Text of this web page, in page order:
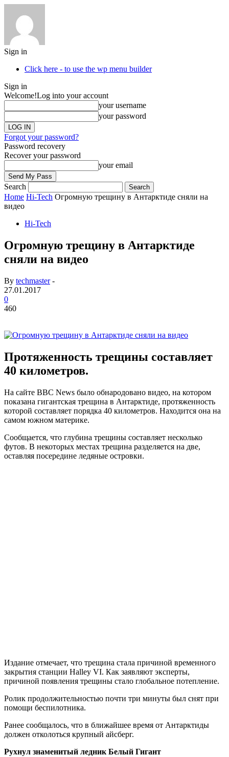
Sign in
Click here - to use the wp menu builder
Sign in
Welcome!Log into your account
your username
your password
Forgot your password?
Password recovery
Recover your password
your email
Search
Home Hi-Tech Огромную трещину в Антарктиде сняли на
видео
Hi-Tech
Огромную трещину в Антарктиде
сняли на видео
By techmaster-
27.01.2017
0
460
Протяженность трещины составляет
40 километров.
На сайте BBC News было обнародовано видео, на котором
показана гигантская трещина в Антарктиде, протяженность
которой составляет порядка 40 километров. Находится она на
самом южном материке.
Сообщается, что глубина трещины составляет несколько
футов. В некоторых местах трещина разделяется на две,
оставляя посередине ледяные островки.
Издание отмечает, что трещина стала причиной временного
закрытия станции Halley VI. Как заявляют эксперты,
причиной появления трещины стало глобальное потепление.
Ролик продолжительностью почти три минуты был снят при
помощи беспилотника.
Ранее сообщалось, что в ближайшее время от Антарктиды
должен отколоться крупный айсберг.
Рухнул знаменитый ледник Белый Гигант